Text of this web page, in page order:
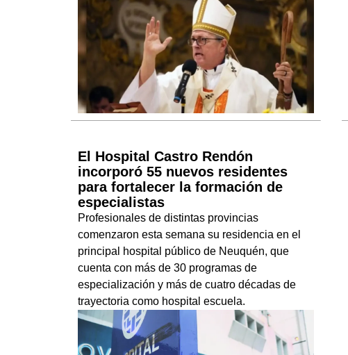
El Hospital Castro Rendón
incorporó 55 nuevos residentes
para fortalecer la formación de
especialistas
Profesionales de distintas provincias
comenzaron esta semana su residencia en el
principal hospital público de Neuquén, que
cuenta con más de 30 programas de
especialización y más de cuatro décadas de
trayectoria como hospital escuela.